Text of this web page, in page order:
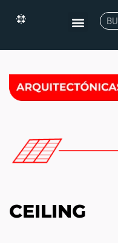
CEILING